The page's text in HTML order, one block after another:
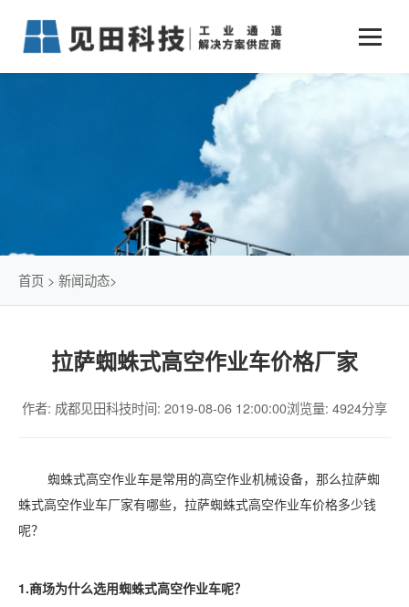
业务中心
仓储物流通道解决方案
智能立体库解决方案
简易升降机解决方案
新闻动态 +
传统仓储物流
石油化工行业
发展历程
首页 > 新闻动态>
拉萨蜘蛛式高空作业车价格厂家
作者: 成都见田科技时间: 2019-08-06 12:00:00浏览量: 4924分享
蜘蛛式高空作业车是常用的高空作业机械设备，那么拉萨蜘
蛛式高空作业车厂家有哪些，拉萨蜘蛛式高空作业车价格多少钱
呢？
1.商场为什么选用蜘蛛式高空作业车呢？